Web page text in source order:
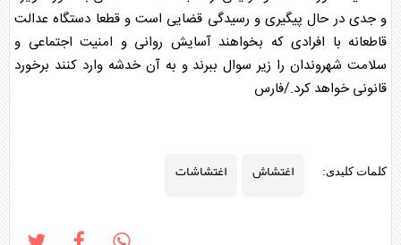
و جدی در حال پیگیری و رسیدگی قضایی است و قطعا دستگاه عدالت
قاطعانه با افرادی که بخواهند آسایش روانی و امنیت اجتماعی و
سلامت شهروندان را زیر سوال ببرند و به آن خدشه وارد کنند برخورد
قانونی خواهد کرد./فارس
کلمات کلیدی: اغتشاش اغتشاشات